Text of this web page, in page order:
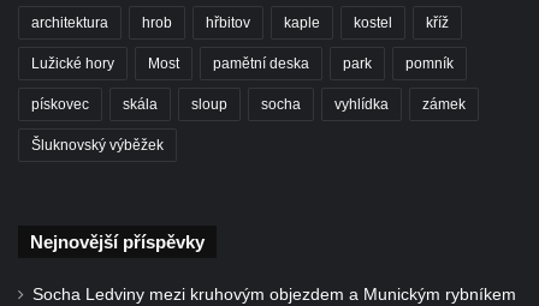
ulici v Plzni – Jižním Předměstí
Pamětní deska Josefa Stejskala na budově
u poutního kostela Navštívení Panny Marie
architektura hrob hřbitov kaple kostel kříž
Lužické hory Most pamětní deska park pomník
pískovec skála sloup socha vyhlídka zámek
Šluknovský výběžek
Nejnovější příspěvky
Socha Ledviny mezi kruhovým objezdem a Munickým rybníkem